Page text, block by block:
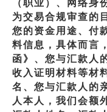
为交易合规审查的
您的资金用途、付
料信息，具体而言
函》、您与汇款人
收入证明材料等材
名、您与汇款人的
人本人，我们会额